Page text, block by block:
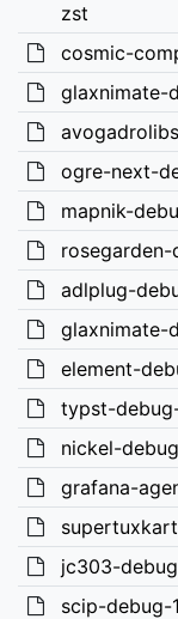
zst
cosmic-
glaxnimate-
ogre-next-
mapnik-
rosegarden-
adlplug-
glaxnimate-
element-
typst-
nickel-
grafana-
jc303-
scip-debug-